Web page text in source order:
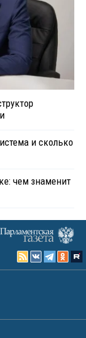
и сколько
чем знаменит